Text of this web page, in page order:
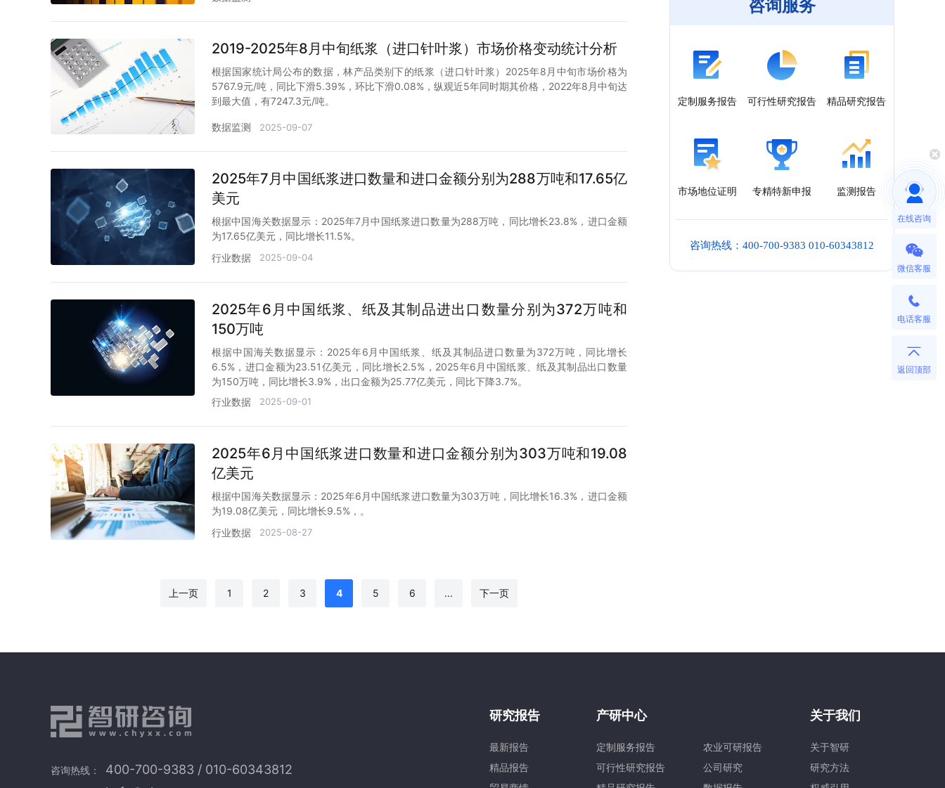
2019-2025年8月中旬纸浆（进口针叶浆）市场价格变动统计分析
根据国家统计局公布的数据，林产品类别下的纸浆（进口针叶浆）2025年8月中旬市场价格为
5767.9元/吨，同比下滑5.39%，环比下滑0.08%，纵观近5年同时期其价格，2022年8月中旬达
到最大值，有7247.3元/吨。
数据监测 2025-09-07
2025年7月中国纸浆进口数量和进口金额分别为288万吨和17.65亿
美元
根据中国海关数据显示：2025年7月中国纸浆进口数量为288万吨，同比增长23.8%，进口金额
为17.65亿美元，同比增长11.5%。
行业数据
2025-09-04
2025年6月中国纸浆、纸及其制品进出口数量分别为372万吨和
150万吨
根据中国海关数据显示：2025年6月中国纸浆、纸及其制品进口数量为372万吨，同比增长
6.5%，进口金额为23.51亿美元，同比增长2.5%，2025年6月中国纸浆、纸及其制品出口数量
为150万吨，同比增长3.9%，出口金额为25.77亿美元，同比下降3.7%。
行业数据
2025-09-01
2025年6月中国纸浆进口数量和进口金额分别为303万吨和19.08
亿美元
根据中国海关数据显示：2025年6月中国纸浆进口数量为303万吨，同比增长16.3%，进口金额
为19.08亿美元，同比增长9.5%，。
行业数据
2025-08-27
上一页 1 2 3 4 5 6 ... 下一页
咨询服务
定制服务报告 可行性研究报告 精品研究报告
市场地位证明 专精特新申报 监测报告
咨询热线：400-700-9383 010-60343812
在线咨询
微信客服
电话客服
返回顶部
咨询热线： 400-700-9383 / 010-60343812
研究报告
最新报告
精品报告
产研中心
定制服务报告
可行性研究报告
农业可研报告
公司研究
关于我们
关于智研
研究方法